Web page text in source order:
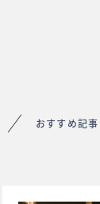
おすすめ記事